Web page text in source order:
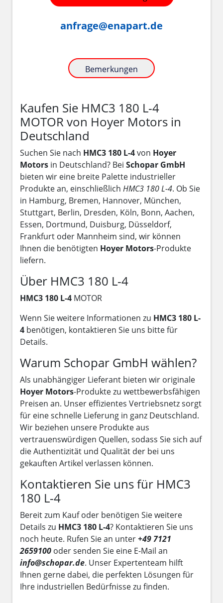
anfrage@enapart.de
Bemerkungen
Kaufen Sie HMC3 180 L-4
MOTOR von Hoyer Motors in
Deutschland
Suchen Sie nach HMC3 180 L-4von Hoyer
Motors in Deutschland? Bei Schopar GmbH
bieten wir eine breite Palette industrieller
Produkte an, einschließlich HMC3 180 L-4. Ob Sie
in Hamburg, Bremen, Hannover, München,
Stuttgart, Berlin, Dresden, Köln, Bonn, Aachen,
Essen, Dortmund, Duisburg, Düsseldorf,
Frankfurt oder Mannheim sind, wir können
Ihnen die benötigten Hoyer Motors-Produkte
liefern.
Über HMC3 180 L-4
HMC3 180 L-4 MOTOR
Wenn Sie weitere Informationen zu HMC3 180 L-
4 benötigen, kontaktieren Sie uns bitte für
Details.
Warum Schopar GmbH wählen?
Als unabhängiger Lieferant bieten wir originale
Hoyer Motors-Produkte zu wettbewerbsfähigen
Preisen an. Unser effizientes Vertriebsnetz sorgt
für eine schnelle Lieferung in ganz Deutschland.
Wir beziehen unsere Produkte aus
vertrauenswürdigen Quellen, sodass Sie sich auf
die Authentizität und Qualität der bei uns
gekauften Artikel verlassen können.
Kontaktieren Sie uns für HMC3
180 L-4
Bereit zum Kauf oder benötigen Sie weitere
Details zu HMC3 180 L-4? Kontaktieren Sie uns
noch heute. Rufen Sie an unter+49 7121
2659100 oder senden Sie eine E-Mail an
info@schopar.de. Unser Expertenteam hilft
Ihnen gerne dabei, die perfekten Lösungen für
Ihre industriellen Bedürfnisse zu finden.